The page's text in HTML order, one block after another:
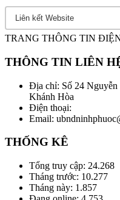
TRANG THÔNG TIN
THÔNG TIN LIÊN
Địa chỉ: Số 24
Khánh Hòa
Điện thoại:
Email:
THỐNG KÊ
Tổng truy cập: 24.268
Tháng trước: 10.277
Tháng này: 1.857